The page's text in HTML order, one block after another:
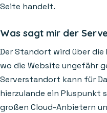
Seite handelt.
Was sagt mir der
Der Standort wird über die
wo die Website ungefähr
Serverstandort kann für
hierzulande ein Pluspunkt
großen Cloud-Anbietern